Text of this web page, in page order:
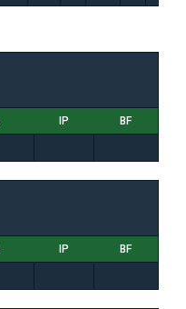
IP BF
IP BF